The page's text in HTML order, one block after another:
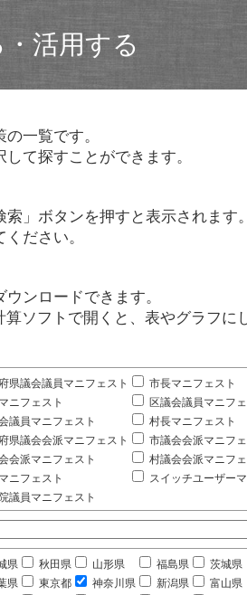
活用する
一覧です。
て探すことができます。
」ボタンを押すと表示されます。
ださい。
ンロードできます。
ソフトで開くと、表やグラフに
県議会議員マニフェスト
市長マニフェスト
ニフェスト
区議会議員マニフ
議員マニフェスト
村長マニフェスト
県議会会派マニフェスト
市議会会派マニフェ
会派マニフェスト
村議会会派マニフェ
ニフェスト
スイッチユーザー
議員マニフェスト
県 秋田県 山形県 福島県
茨城県
県 東京都 神奈川県 新潟県
富山県